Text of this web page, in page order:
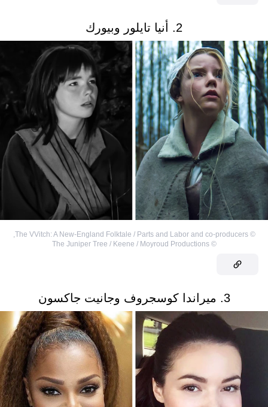
2. أنيا تايلور وبيورك
©
The VVitch: A New-England Folktale / Parts and Labor and co-producers
©
The Juniper Tree / Keene / Moyroud Productions
3. ميراندا كوسجروف وجانيت جاكسون